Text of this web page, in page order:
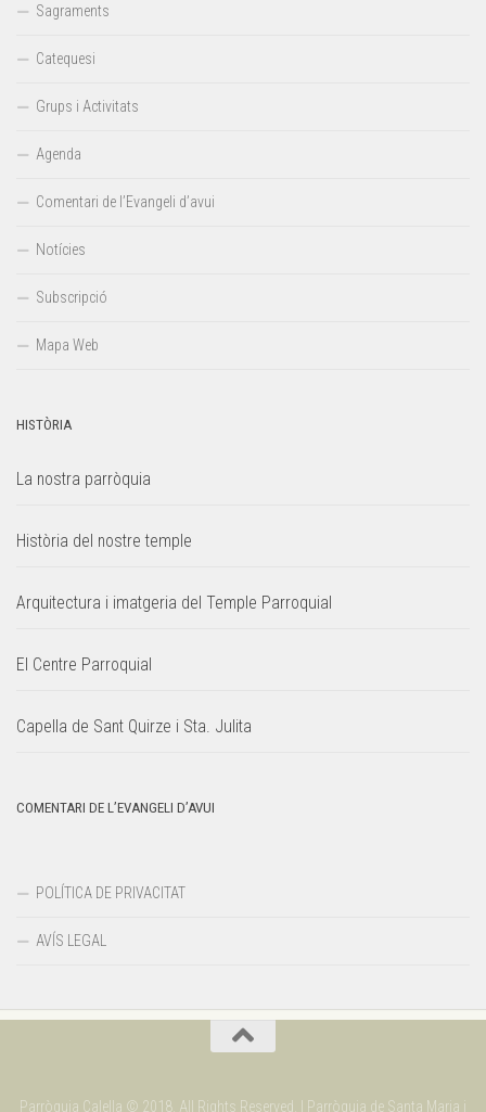
Sagraments
Catequesi
Grups i Activitats
Agenda
Comentari de l’Evangeli d’avui
Notícies
Subscripció
Mapa Web
HISTÒRIA
La nostra parròquia
Història del nostre temple
Arquitectura i imatgeria del Temple Parroquial
El Centre Parroquial
Capella de Sant Quirze i Sta. Julita
COMENTARI DE L’EVANGELI D’AVUI
POLÍTICA DE PRIVACITAT
AVÍS LEGAL
Parròquia Calella © 2018. All Rights Reserved. | Parròquia de Santa Maria i